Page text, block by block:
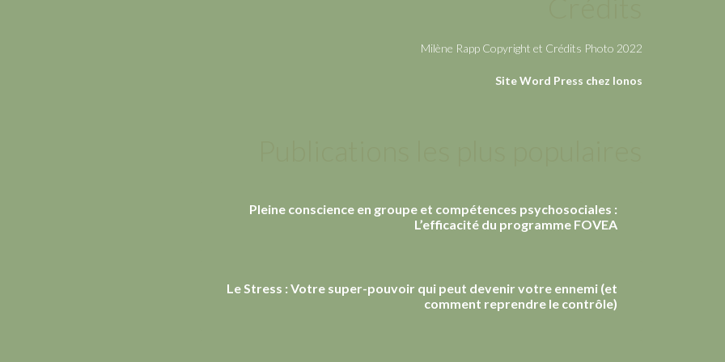
Milène Rapp Copyright et Crédits Photo 2022
Site Word Press chez Ionos
Pleine conscience en groupe et compétences psychosociales :
L’efficacité du programme FOVEA
Le Stress : Votre super-pouvoir qui peut devenir votre ennemi (et
comment reprendre le contrôle)